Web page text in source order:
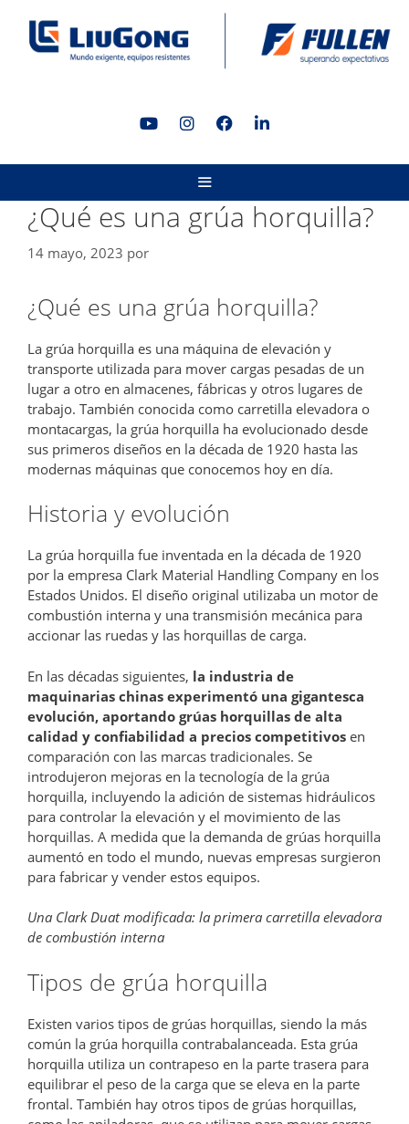
contenido
¿Qué es una grúa horquilla?
14 mayo, 2023 por
¿Qué es una grúa horquilla?
La grúa horquilla es una máquina de elevación y
transporte utilizada para mover cargas pesadas de un
lugar a otro en almacenes, fábricas y otros lugares de
trabajo. También conocida como carretilla elevadora o
montacargas, la grúa horquilla ha evolucionado desde
sus primeros diseños en la década de 1920 hasta las
modernas máquinas que conocemos hoy en día.
Historia y evolución
La grúa horquilla fue inventada en la década de 1920
por la empresa Clark Material Handling Company en los
Estados Unidos. El diseño original utilizaba un motor de
combustión interna y una transmisión mecánica para
accionar las ruedas y las horquillas de carga.
En las décadas siguientes, la industria de
maquinarias chinas experimentó una gigantesca
evolución, aportando grúas horquillas de alta
calidad y confiabilidad a precios competitivos en
comparación con las marcas tradicionales. Se
introdujeron mejoras en la tecnología de la grúa
horquilla, incluyendo la adición de sistemas hidráulicos
para controlar la elevación y el movimiento de las
horquillas. A medida que la demanda de grúas horquilla
aumentó en todo el mundo, nuevas empresas surgieron
para fabricar y vender estos equipos.
Una Clark Duat modificada: la primera carretilla elevadora
de combustión interna
Tipos de grúa horquilla
Existen varios tipos de grúas horquillas, siendo la más
común la grúa horquilla contrabalanceada. Esta grúa
horquilla utiliza un contrapeso en la parte trasera para
equilibrar el peso de la carga que se eleva en la parte
frontal. También hay otros tipos de grúas horquillas,